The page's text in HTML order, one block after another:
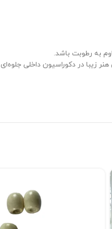
به رطوبت باشد.
در دکوراسیون داخلی